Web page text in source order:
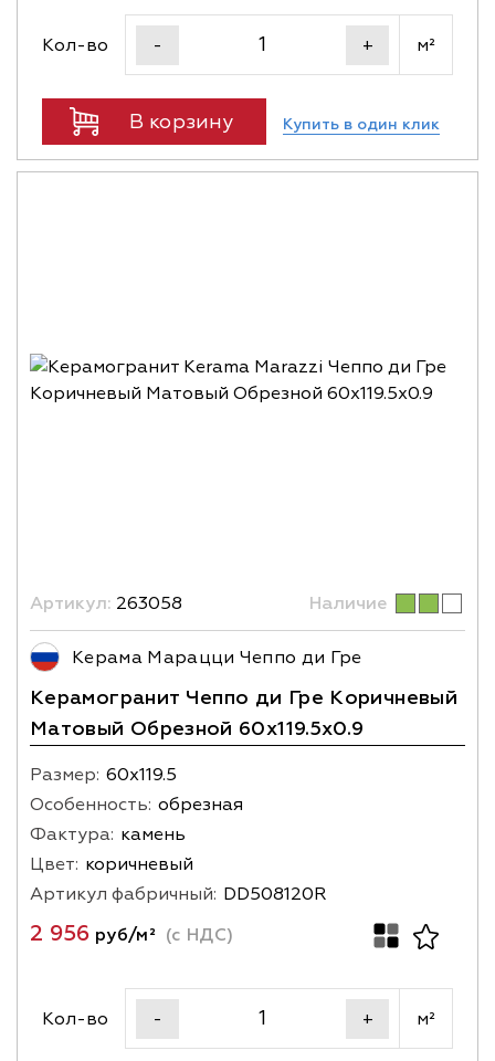
Кол-во - + м²
В корзину Купить в один клик
Артикул: 263058 Наличие
Керама Марацци Чеппо ди Гре
Керамогранит Чеппо ди Гре Коричневый
Матовый Обрезной 60x119.5x0.9
Размер: 60х119.5
Особенность: обрезная
Фактура: камень
Цвет: коричневый
Артикул фабричный: DD508120R
2 956 руб/м² (с НДС)
Кол-во - + м²